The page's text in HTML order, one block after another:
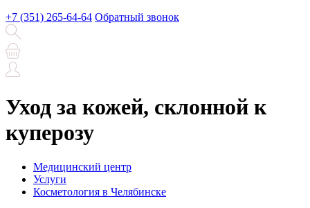
+7 (351) 265-64-64 Обратный звонок
Уход за кожей, склонной к
куперозу
Медицинский центр
Услуги
Косметология в Челябинске